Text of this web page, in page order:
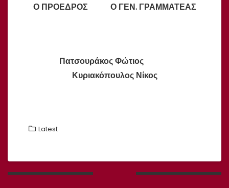
Ο ΠΡΟΕΔΡΟΣ Ο ΓΕΝ. ΓΡΑΜΜΑΤΕΑΣ
Πατσουράκος Φώτιος
Κυριακόπουλος Νίκος
Latest
Πλοήγηση